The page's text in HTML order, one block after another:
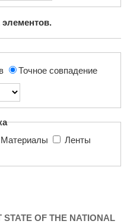
элементов.
Точное совпадение
Материалы
OF THE NATIONAL